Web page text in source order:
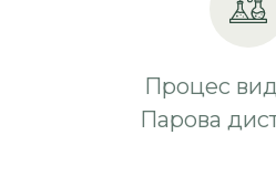
Процес
Парова